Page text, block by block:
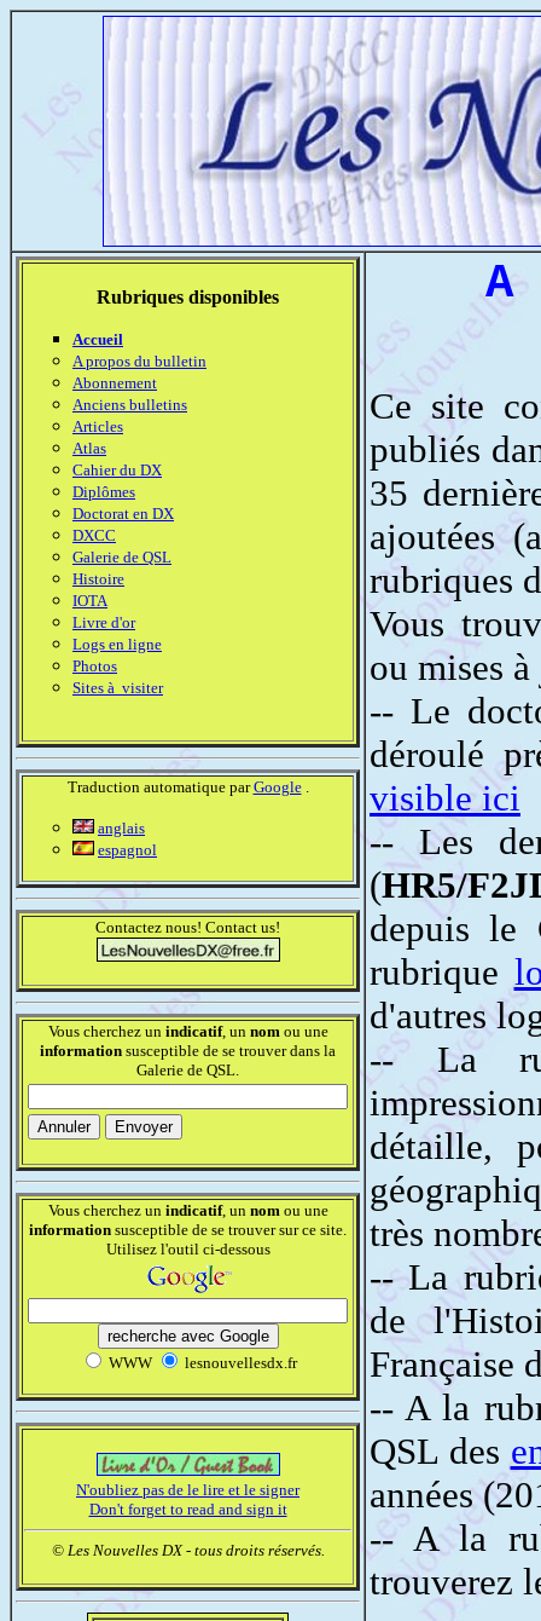
Rubriques disponibles
Accueil
A propos du bulletin
Abonnement
Anciens bulletins
Articles
Atlas
Cahier du DX
Diplômes
Doctorat en DX
DXCC
Galerie de QSL
Histoire
IOTA
Livre d'or
Logs en ligne
Photos
Sites à visiter
Traduction automatique parGoogle.
anglais
espagnol
Contactez nous! Contact us!
Vous cherchez un indicatif, un nomou une
information susceptible de se trouver dans la
Galerie de QSL.
Vous cherchez un indicatif, un nomou une
information susceptible de se trouver sur ce site.
Utilisez l'outil ci-dessous
WWW lesnouvellesdx.fr
N'oubliez pas de le lire et le signer
Don't forget to read and sign it
© Les Nouvelles DX - tous droits réservés.
A
Ce site
publiés
35
ajoutées
rubriques
Vous
ou mises
-- Le
déroulé
visible ici
-- Les
(HR5/
depuis le
rubrique
d'autres
-- La
détaille,
très
-- La
de
Française
-- A la
QSL des
années
-- A la
trouverez